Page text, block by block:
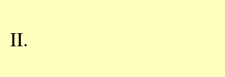
II.